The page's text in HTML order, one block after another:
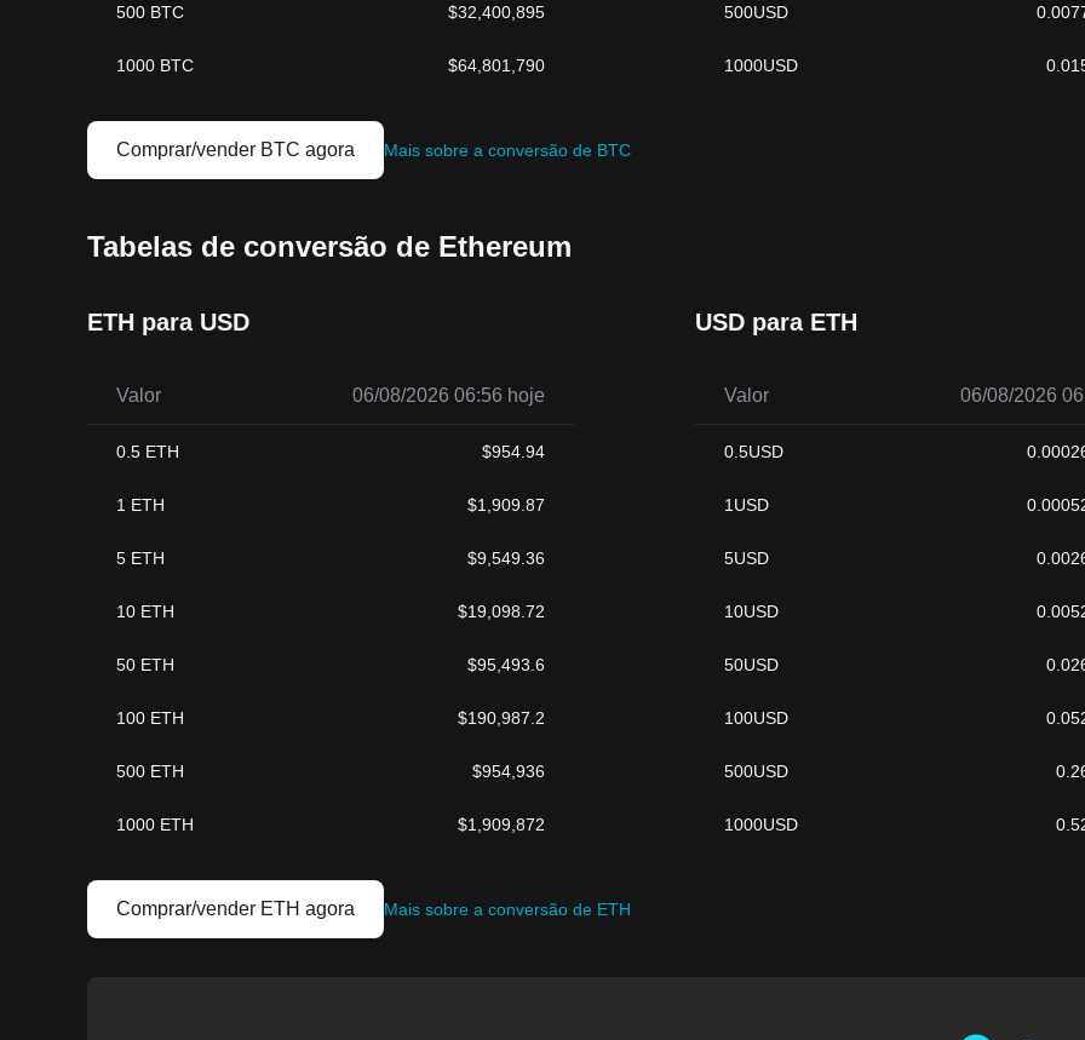
500 BTC $32,400,895
1000 BTC $64,801,790
500USD
1000USD
Comprar/vender BTC agora Mais sobre a conversão de BTC
Tabelas de conversão de Ethereum
ETH para USD
Valor 06/08/2026 06:56 hoje
0.5 ETH $954.94
1 ETH $1,909.87
5 ETH $9,549.36
10 ETH $19,098.72
50 ETH $95,493.6
100 ETH $190,987.2
500 ETH $954,936
1000 ETH $1,909,872
USD para ETH
Valor 06/08/2026
0.5USD
1 USD
5USD
10USD
50USD
100USD
500USD
1000USD
Comprar/vender ETH agora Mais sobre a conversão de ETH